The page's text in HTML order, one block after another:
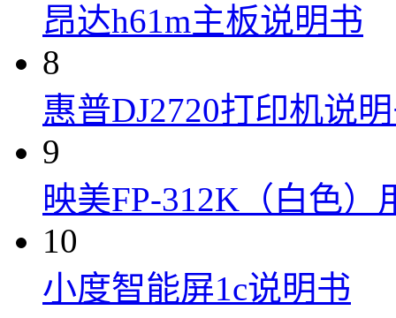
昂达h61m主板说明书
8
惠普DJ2720打印机说
9
映美FP-312K（白色）
10
小度智能屏1c说明书